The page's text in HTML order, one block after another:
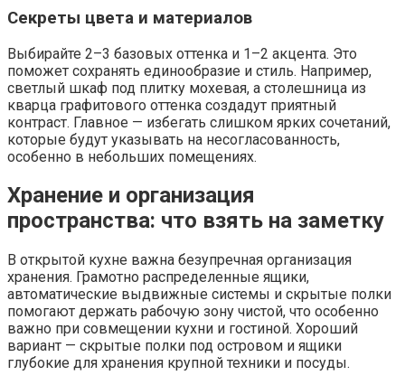
Секреты цвета и материалов
Выбирайте 2–3 базовых оттенка и 1–2 акцента. Это
поможет сохранять единообразие и стиль. Например,
светлый шкаф под плитку мохевая, а столешница из
кварца графитового оттенка создадут приятный
контраст. Главное — избегать слишком ярких сочетаний,
которые будут указывать на несогласованность,
особенно в небольших помещениях.
Хранение и организация
пространства: что взять на заметку
В открытой кухне важна безупречная организация
хранения. Грамотно распределенные ящики,
автоматические выдвижные системы и скрытые полки
помогают держать рабочую зону чистой, что особенно
важно при совмещении кухни и гостиной. Хороший
вариант — скрытые полки под островом и ящики
глубокие для хранения крупной техники и посуды.